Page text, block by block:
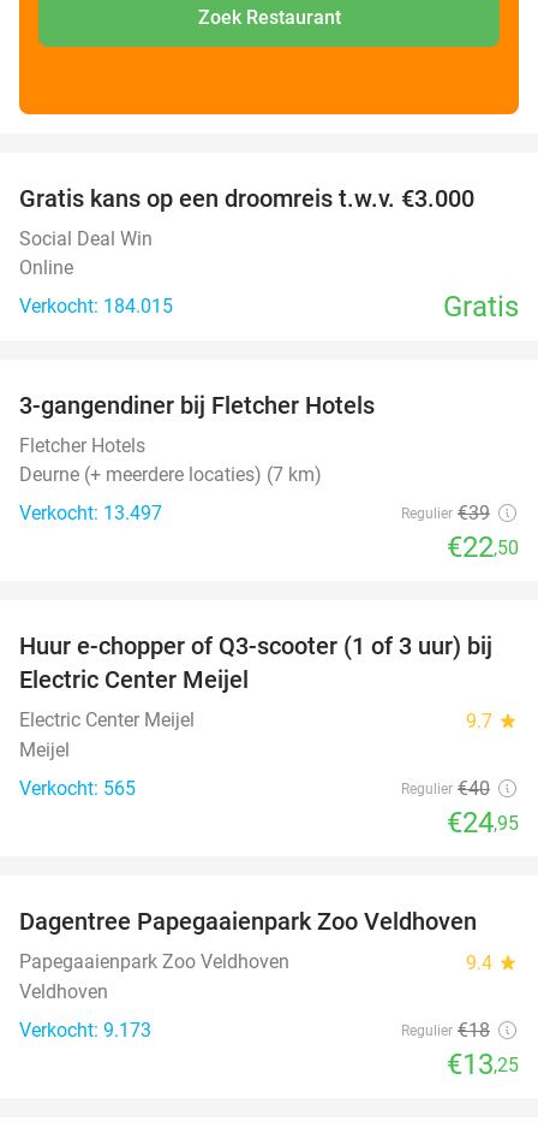
Zoek Restaurant
Gratis kans op een droomreis t.w.v. €3.000
Social Deal Win
Online
Verkocht: 184.015
Gratis
3-gangendiner bij Fletcher Hotels
Fletcher Hotels
Deurne (+ meerdere locaties) (7 km)
Verkocht: 13.497
Regulier €39
€22,50
38%
Huur e-chopper of Q3-scooter (1 of 3 uur) bij
Electric Center Meijel
Electric Center Meijel 9.7 star
Meijel
Verkocht: 565
Regulier €40
€24,95
26%
Dagentree Papegaaienpark Zoo Veldhoven
Papegaaienpark Zoo Veldhoven 9.4 star
Veldhoven
Verkocht: 9.173
Regulier €18
€13,25